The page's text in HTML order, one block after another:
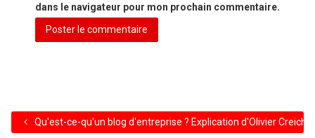
dans le navigateur pour mon prochain commentaire.
Qu'est-ce-qu'un blog d'entreprise ? Explication d'Olivier